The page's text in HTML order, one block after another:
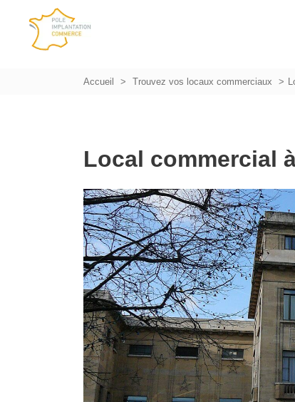
Accueil Trouvez vos locaux commerciaux
Local commercial